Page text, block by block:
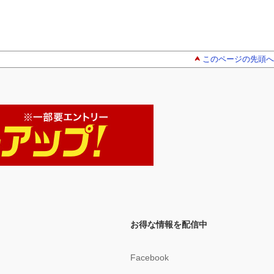
このページの先頭へ
お得な情報を配信中
Facebook